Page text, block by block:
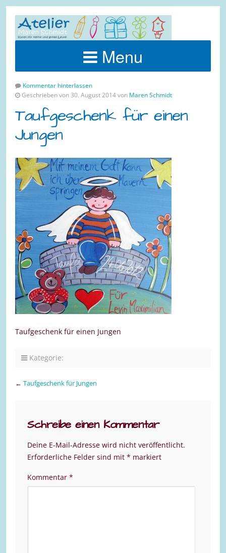
Menu
Kommentar hinterlassen
Geschrieben von 30. August 2014 von Maren Schmidt
Taufgeschenk für einen
Jungen
Taufgeschenk für einen Jungen
Kategorie:
← Taufgeschenk für Jungen
Schreibe einen Kommentar
Deine E-Mail-Adresse wird nicht veröffentlicht.
Erforderliche Felder sind mit * markiert
Kommentar *